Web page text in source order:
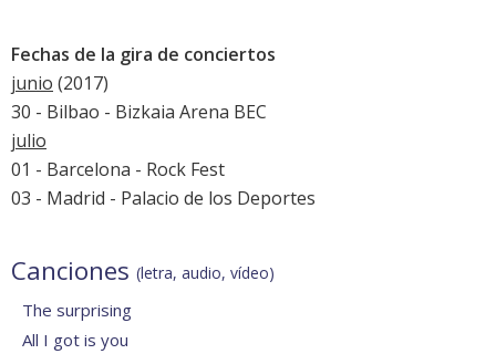
Fechas de la gira de conciertos
junio (2017)
30 - Bilbao - Bizkaia Arena BEC
julio
01 - Barcelona - Rock Fest
03 - Madrid - Palacio de los Deportes
Canciones (letra, audio, vídeo)
The surprising
All I got is you